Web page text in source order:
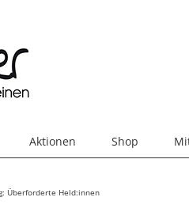
Aktionen Shop
Überforderte Held:innen